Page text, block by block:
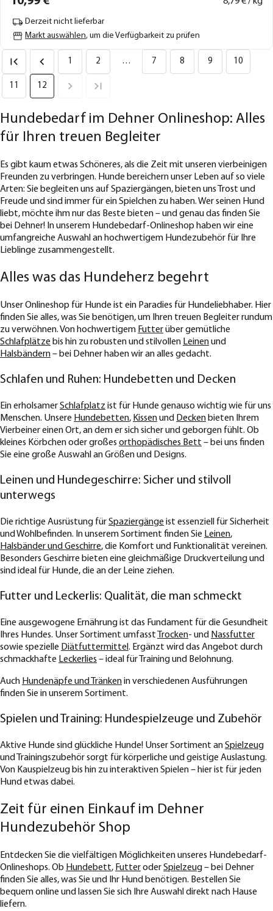
Derzeit nicht lieferbar
Markt auswählen, um die Verfügbarkeit zu prüfen
1 2 … 7 8 9 10
11 12
Hundebedarf im Dehner Onlineshop: Alles
für Ihren treuen Begleiter
Es gibt kaum etwas Schöneres, als die Zeit mit unseren vierbeinigen
Freunden zu verbringen. Hunde bereichern unser Leben auf so viele
Arten: Sie begleiten uns auf Spaziergängen, bieten uns Trost und
Freude und sind immer für ein Spielchen zu haben. Wer seinen Hund
liebt, möchte ihm nur das Beste bieten – und genau das finden Sie
bei Dehner! In unserem Hundebedarf-Onlineshop haben wir eine
umfangreiche Auswahl an hochwertigem Hundezubehör für Ihre
Lieblinge zusammengestellt.
Alles was das Hundeherz begehrt
Unser Onlineshop für Hunde ist ein Paradies für Hundeliebhaber. Hier
finden Sie alles, was Sie benötigen, um Ihren treuen Begleiter rundum
zu verwöhnen. Von hochwertigem Futterüber gemütliche
Schlafplätze bis hin zu robusten und stilvollen Leinenund
Halsbändern– bei Dehner haben wir an alles gedacht.
Schlafen und Ruhen: Hundebetten und Decken
Ein erholsamerSchlafplatz ist für Hunde genauso wichtig wie für uns
Menschen. Unsere Hundebetten, Kissenund Decken bieten Ihrem
Vierbeiner einen Ort, an dem er sich sicher und geborgen fühlt. Ob
kleines Körbchen oder großes orthopädisches Bett – bei uns finden
Sie eine große Auswahl an Größen und Designs.
Leinen und Hundegeschirre: Sicher und stilvoll
unterwegs
Die richtige Ausrüstung fürSpaziergänge ist essenziell für Sicherheit
und Wohlbefinden. In unserem Sortiment finden Sie Leinen,
Halsbänder und Geschirre, die Komfort und Funktionalität vereinen.
Besonders Geschirre bieten eine gleichmäßige Druckverteilung und
sind ideal für Hunde, die an der Leine ziehen.
Futter und Leckerlis: Qualität, die man schmeckt
Eine ausgewogene Ernährung ist das Fundament für die Gesundheit
Ihres Hundes. Unser Sortiment umfasst
Trocken- und Nassfutter
sowie spezielle Diätfuttermittel . Ergänzt wird das Angebot durch
schmackhafte Leckerlies – ideal für Training und Belohnung.
Auch Hundenäpfe und Tränkenin verschiedenen Ausführungen
finden Sie in unserem Sortiment.
Spielen und Training: Hundespielzeuge und Zubehör
Aktive Hunde sind glückliche Hunde! Unser Sortiment anSpielzeug
und Trainingszubehör sorgt für körperliche und geistige Auslastung.
Von Kauspielzeug bis hin zu interaktiven Spielen – hier ist für jeden
Hund etwas dabei.
Zeit für einen Einkauf im Dehner
Hundezubehör Shop
Entdecken Sie die vielfältigen Möglichkeiten unseres Hundebedarf-
Onlineshops. Ob Hundebett, FutteroderSpielzeug– bei Dehner
finden Sie alles, was Sie und Ihr Hund benötigen. Bestellen Sie
bequem online und lassen Sie sich Ihre Auswahl direkt nach Hause
liefern.